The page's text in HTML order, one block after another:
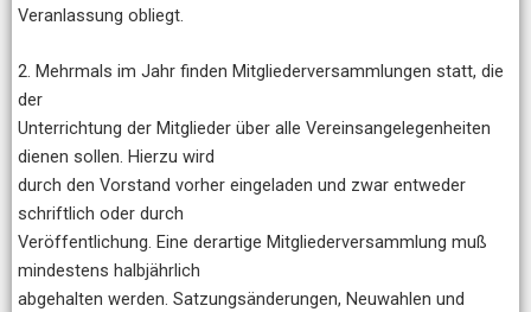
Veranlassung obliegt.
2. Mehrmals im Jahr finden Mitgliederversammlungen statt, die
der
Unterrichtung der Mitglieder über alle Vereinsangelegenheiten
dienen sollen. Hierzu wird
durch den Vorstand vorher eingeladen und zwar entweder
schriftlich oder durch
Veröffentlichung. Eine derartige Mitgliederversammlung muß
mindestens halbjährlich
abgehalten werden. Satzungsänderungen, Neuwahlen und